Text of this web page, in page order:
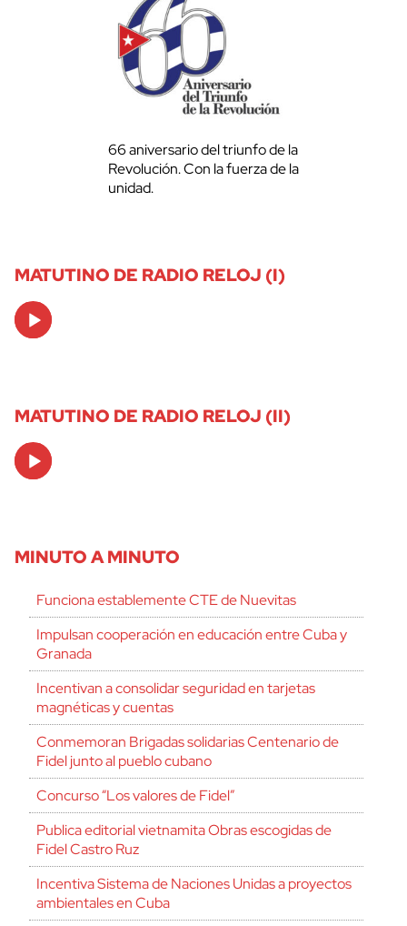
66 aniversario del triunfo de la
Revolución. Con la fuerza de la
unidad.
MATUTINO DE RADIO RELOJ (I)
Audio
Player
MATUTINO DE RADIO RELOJ (II)
Audio
Player
MINUTO A MINUTO
Funciona establemente CTE de Nuevitas
Impulsan cooperación en educación entre Cuba y
Granada
Incentivan a consolidar seguridad en tarjetas
magnéticas y cuentas
Conmemoran Brigadas solidarias Centenario de
Fidel junto al pueblo cubano
Concurso “Los valores de Fidel”
Publica editorial vietnamita Obras escogidas de
Fidel Castro Ruz
Incentiva Sistema de Naciones Unidas a proyectos
ambientales en Cuba